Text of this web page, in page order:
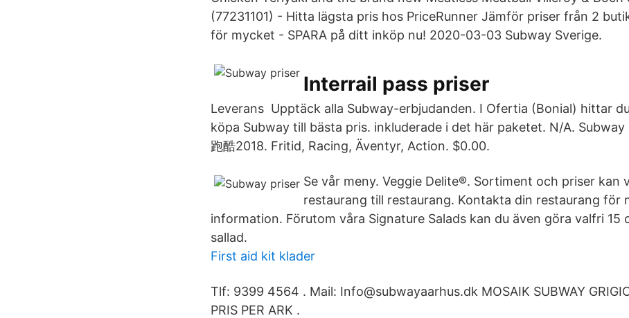
(77231101) - Hitta lägsta pris hos PriceRunner Jämför priser från 2
för mycket - SPARA på ditt inköp nu! 2020-03-03 Subway Sverige.
Interrail pass priser
Leverans Upptäck alla Subway-erbjudanden. I Ofertia (Bonial) hittar
köpa Subway till bästa pris. inkluderade i det här paketet. N/A. Subway
跑酷2018. Fritid, Racing, Äventyr, Action. $0.00.
Se vår meny. Veggie Delite®. Sortiment och priser kan
restaurang till restaurang. Kontakta din restaurang för
information. Förutom våra Signature Salads kan du även göra valfri 15
sallad.
First aid kit klader
Tlf: 9399 4564 . Mail: Info@subwayaarhus.dk MOSAIK SUBWAY
PRIS PER ARK .